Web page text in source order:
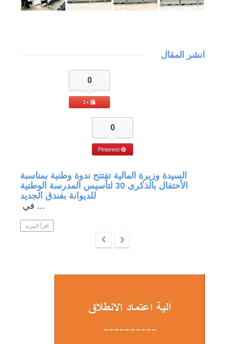
انشر المقال
0
+1
0
Pinterest
السيدة وزيرة المالية تفتتح ندوة وطنية بمناسبة
الأحتفال بالذكرى 30 لتأسيس المدرسة الوطنية
للديوانة بفندق الجديد
في ...
اقرأ المزيد